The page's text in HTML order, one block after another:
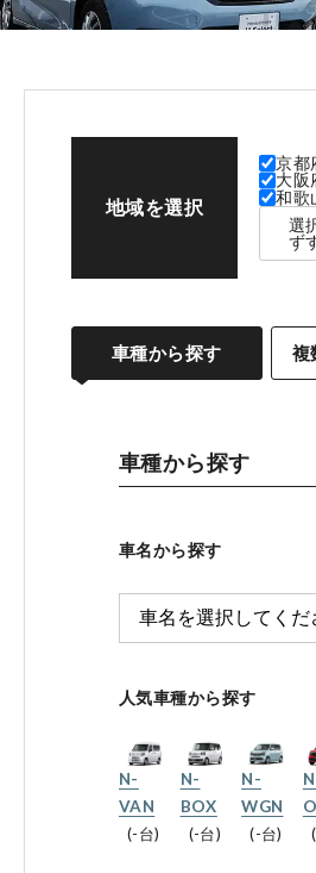
法人のお客様
地域を選択
京都
大阪
和歌
選
ず
車種から探す 複
車種から探す
車名から探す
人気車種から探す
N-
VAN
-台
N-
BOX
-台
N-
WGN
-台